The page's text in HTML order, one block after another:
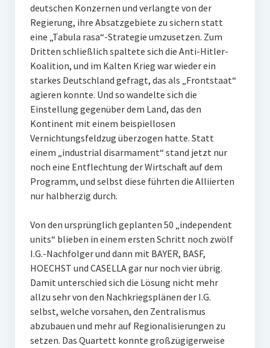
deutschen Konzernen und verlangte von der
Regierung, ihre Absatzgebiete zu sichern statt
eine „Tabula rasa“-Strategie umzusetzen. Zum
Dritten schließlich spaltete sich die Anti-Hitler-
Koalition, und im Kalten Krieg war wieder ein
starkes Deutschland gefragt, das als „Frontstaat“
agieren konnte. Und so wandelte sich die
Einstellung gegenüber dem Land, das den
Kontinent mit einem beispiellosen
Vernichtungsfeldzug überzogen hatte. Statt
einem „industrial disarmament“ stand jetzt nur
noch eine Entflechtung der Wirtschaft auf dem
Programm, und selbst diese führten die Alliierten
nur halbherzig durch.
Von den ursprünglich geplanten 50 „independent
units“ blieben in einem ersten Schritt noch zwölf
I.G.-Nachfolger und dann mit BAYER, BASF,
HOECHST und CASELLA gar nur noch vier übrig.
Damit unterschied sich die Lösung nicht mehr
allzu sehr von den Nachkriegsplänen der I.G.
selbst, welche vorsahen, den Zentralismus
abzubauen und mehr auf Regionalisierungen zu
setzen. Das Quartett konnte großzügigerweise